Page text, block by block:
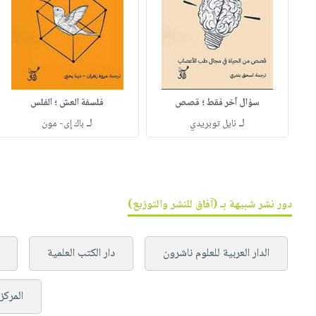
سؤال آخر فقط ؛ قصص
لـ نايل توبريدي
فلسفة العش ؛ الفلس
لـ باك إى- مون
دور نشر شبيهة بـ (آفاق للنشر والتوزيع)
الدار العربية للعلوم ناشرون دار الكتب العلمية